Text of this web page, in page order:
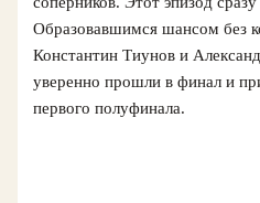
Образовавшимся шансом без
Константин Тиунов и
уверенно прошли в финал и
первого полуфинала.